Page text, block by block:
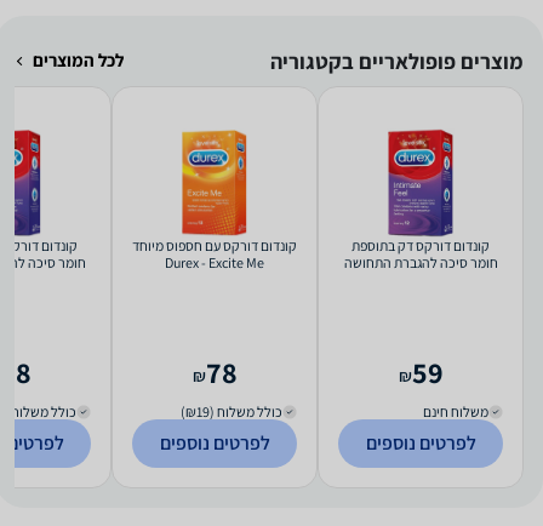
מוצרים פופולאריים בקטגוריה לכל המוצרים
קונדום דורקס דק בתוספת
חומר סיכה להגברת התחושה
59
₪
משלוח חינם
לפרטים נוספים
קונדום דורקס עם חספוס מיוחד
Durex - Excite Me
78
₪
כולל משלוח (₪19)
לפרטים נוספים
קונדום
חומר סיכה
78
כולל משלוח (₪19)
לפרטים